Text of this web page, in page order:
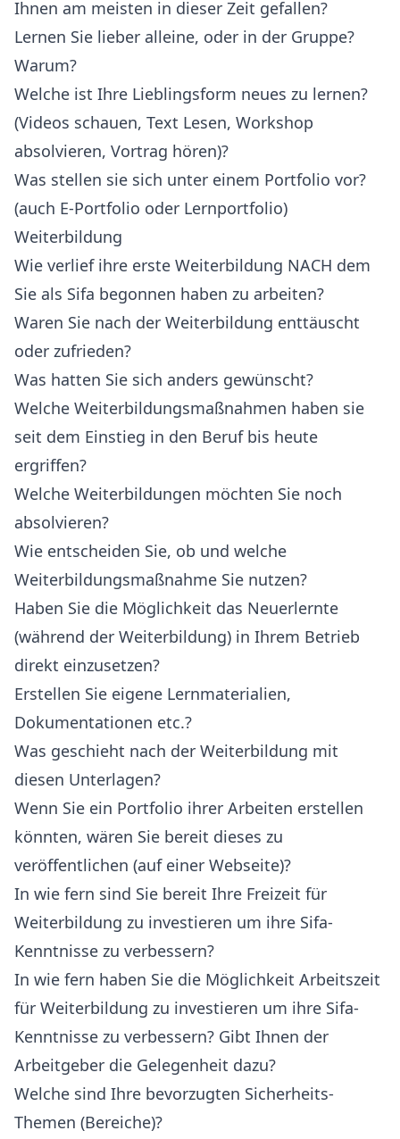
Ihnen am meisten in dieser Zeit gefallen?
Lernen Sie lieber alleine, oder in der Gruppe?
Warum?
Welche ist Ihre Lieblingsform neues zu lernen?
(Videos schauen, Text Lesen, Workshop
absolvieren, Vortrag hören)?
Was stellen sie sich unter einem Portfolio vor?
(auch E-Portfolio oder Lernportfolio)
Weiterbildung
Wie verlief ihre erste Weiterbildung NACH dem
Sie als Sifa begonnen haben zu arbeiten?
Waren Sie nach der Weiterbildung enttäuscht
oder zufrieden?
Was hatten Sie sich anders gewünscht?
Welche Weiterbildungsmaßnahmen haben sie
seit dem Einstieg in den Beruf bis heute
ergriffen?
Welche Weiterbildungen möchten Sie noch
absolvieren?
Wie entscheiden Sie, ob und welche
Weiterbildungsmaßnahme Sie nutzen?
Haben Sie die Möglichkeit das Neuerlernte
(während der Weiterbildung) in Ihrem Betrieb
direkt einzusetzen?
Erstellen Sie eigene Lernmaterialien,
Dokumentationen etc.?
Was geschieht nach der Weiterbildung mit
diesen Unterlagen?
Wenn Sie ein Portfolio ihrer Arbeiten erstellen
könnten, wären Sie bereit dieses zu
veröffentlichen (auf einer Webseite)?
In wie fern sind Sie bereit Ihre Freizeit für
Weiterbildung zu investieren um ihre Sifa-
Kenntnisse zu verbessern?
In wie fern haben Sie die Möglichkeit Arbeitszeit
für Weiterbildung zu investieren um ihre Sifa-
Kenntnisse zu verbessern? Gibt Ihnen der
Arbeitgeber die Gelegenheit dazu?
Welche sind Ihre bevorzugten Sicherheits-
Themen (Bereiche)?